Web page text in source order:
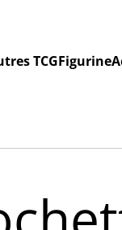
TCGFigurine